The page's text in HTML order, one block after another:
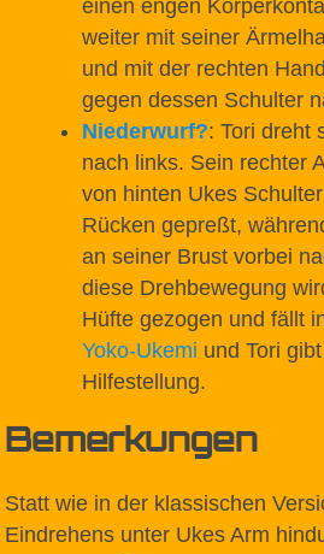
einen engen
weiter mit seiner
und mit der rechten
gegen dessen Schulter
Niederwurf?: Tori dreht
nach links. Sein rechter
von hinten Ukes
Rücken gepreßt,
an seiner Brust vorbei
diese Drehbewegung
Hüfte gezogen und fällt
Yoko-Ukemi und Tori
Hilfestellung.
Bemerkungen
Statt wie in der klassischen
Eindrehens unter Ukes Arm